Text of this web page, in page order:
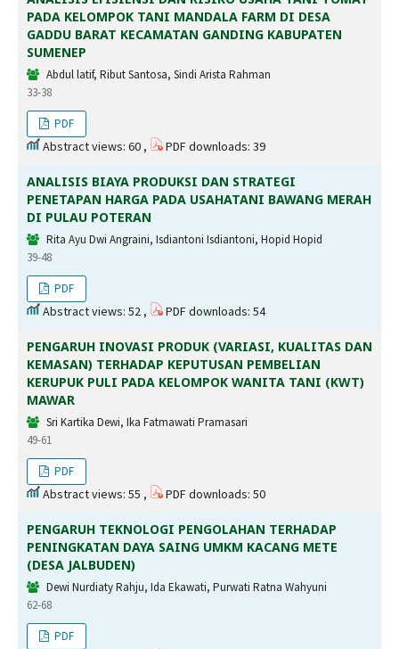
PADA KELOMPOK TANI MANDALA FARM DI DESA
GADDU BARAT KECAMATAN GANDING KABUPATEN
SUMENEP
Abdul latif, Ribut Santosa, Sindi Arista Rahman
33-38
PDF
Abstract views: 60 , PDF downloads: 39
ANALISIS BIAYA PRODUKSI DAN STRATEGI
PENETAPAN HARGA PADA USAHATANI BAWANG MERAH
DI PULAU POTERAN
Rita Ayu Dwi Angraini, Isdiantoni Isdiantoni, Hopid Hopid
39-48
PDF
Abstract views: 52 , PDF downloads: 54
PENGARUH INOVASI PRODUK (VARIASI, KUALITAS DAN
KEMASAN) TERHADAP KEPUTUSAN PEMBELIAN
KERUPUK PULI PADA KELOMPOK WANITA TANI (KWT)
MAWAR
Sri Kartika Dewi, Ika Fatmawati Pramasari
49-61
PDF
Abstract views: 55 , PDF downloads: 50
PENGARUH TEKNOLOGI PENGOLAHAN TERHADAP
PENINGKATAN DAYA SAING UMKM KACANG METE
(DESA JALBUDEN)
Dewi Nurdiaty Rahju, Ida Ekawati, Purwati Ratna Wahyuni
62-68
PDF